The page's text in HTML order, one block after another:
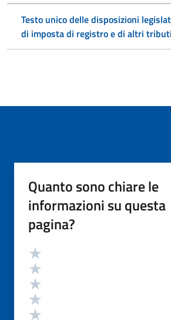
Testo unico delle disposizioni
di imposta di registro e di altri
Quanto sono chiare le
informazioni su questa
pagina?
Valutazione